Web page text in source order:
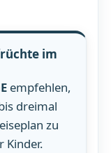
im
empfehlen,
dreimal
zu
Kinder.